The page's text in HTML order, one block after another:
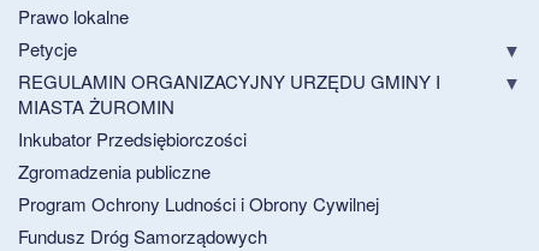
Prawo lokalne
Petycje
REGULAMIN ORGANIZACYJNY URZĘDU GMINY I
MIASTA ŻUROMIN
Inkubator Przedsiębiorczości
Zgromadzenia publiczne
Program Ochrony Ludności i Obrony Cywilnej
Fundusz Dróg Samorządowych